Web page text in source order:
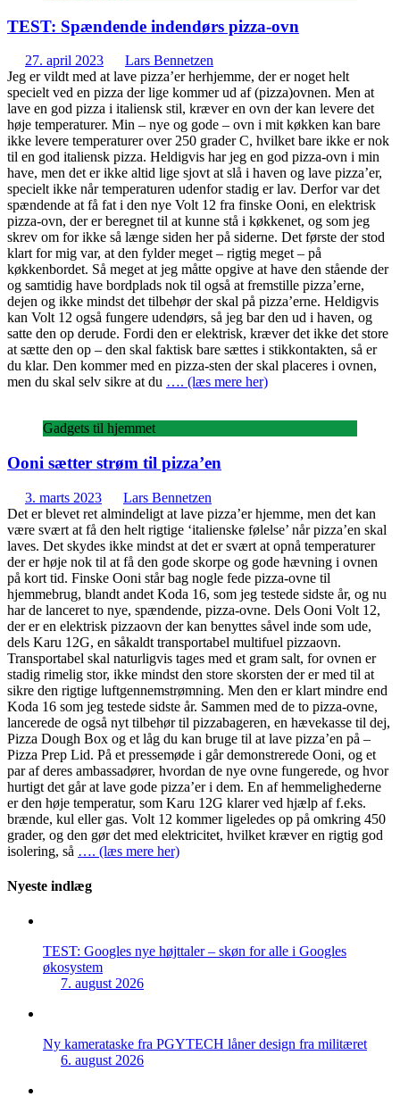
TEST: Spændende indendørs pizza-ovn
27. april 2023
Lars Bennetzen
Jeg er vildt med at lave pizza’er herhjemme, der er noget helt
specielt ved en pizza der lige kommer ud af (pizza)ovnen. Men at
lave en god pizza i italiensk stil, kræver en ovn der kan levere det
høje temperaturer. Min – nye og gode – ovn i mit køkken kan bare
ikke levere temperaturer over 250 grader C, hvilket bare ikke er nok
til en god italiensk pizza. Heldigvis har jeg en god pizza-ovn i min
have, men det er ikke altid lige sjovt at slå i haven og lave pizza’er,
specielt ikke når temperaturen udenfor stadig er lav. Derfor var det
spændende at få fat i den nye Volt 12 fra finske Ooni, en elektrisk
pizza-ovn, der er beregnet til at kunne stå i køkkenet, og som jeg
skrev om for ikke så længe siden her på siderne. Det første der stod
klart for mig var, at den fylder meget – rigtig meget – på
køkkenbordet. Så meget at jeg måtte opgive at have den stående der
og samtidig have bordplads nok til også at fremstille pizza’erne,
dejen og ikke mindst det tilbehør der skal på pizza’erne. Heldigvis
kan Volt 12 også fungere udendørs, så jeg bar den ud i haven, og
satte den op derude. Fordi den er elektrisk, kræver det ikke det store
at sætte den op – den skal faktisk bare sættes i stikkontakten, så er
du klar. Den kommer med en pizza-sten der skal placeres i ovnen,
men du skal selv sikre at du …. (læs mere her)
Gadgets til hjemmet
Ooni sætter strøm til pizza’en
3. marts 2023
Lars Bennetzen
Det er blevet ret almindeligt at lave pizza’er hjemme, men det kan
være svært at få den helt rigtige ‘italienske følelse’ når pizza’en skal
laves. Det skydes ikke mindst at det er svært at opnå temperaturer
der er høje nok til at få den gode skorpe og gode hævning i ovnen
på kort tid. Finske Ooni står bag nogle fede pizza-ovne til
hjemmebrug, blandt andet Koda 16, som jeg testede sidste år, og nu
har de lanceret to nye, spændende, pizza-ovne. Dels Ooni Volt 12,
der er en elektrisk pizzaovn der kan benyttes såvel inde som ude,
dels Karu 12G, en såkaldt transportabel multifuel pizzaovn.
Transportabel skal naturligvis tages med et gram salt, for ovnen er
stadig rimelig stor, ikke mindst den store skorsten der er med til at
sikre den rigtige luftgennemstrømning. Men den er klart mindre end
Koda 16 som jeg testede sidste år. Sammen med de to pizza-ovne,
lancerede de også nyt tilbehør til pizzabageren, en hævekasse til dej,
Pizza Dough Box og et låg du kan bruge til at lave pizza’en på –
Pizza Prep Lid. På et pressemøde i går demonstrerede Ooni, og et
par af deres ambassadører, hvordan de nye ovne fungerede, og hvor
hurtigt det går at lave gode pizza’er i dem. En af hemmelighederne
er den høje temperatur, som Karu 12G klarer ved hjælp af f.eks.
brænde, kul eller gas. Volt 12 kommer ligeledes op på omkring 450
grader, og den gør det med elektricitet, hvilket kræver en rigtig god
isolering, så …. (læs mere her)
Nyeste indlæg
TEST: Googles nye højttaler – skøn for alle i Googles
økosystem
7. august 2026
Ny kamerataske fra PGYTECH låner design fra militæret
6. august 2026